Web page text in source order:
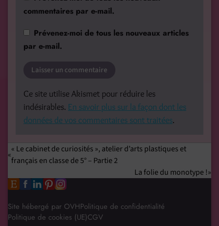
commentaires par e-mail.
Prévenez-moi de tous les nouveaux articles
par e-mail.
Ce site utilise Akismet pour réduire les
indésirables. En savoir plus sur la façon dont les
données de vos commentaires sont traitées.
« Le cabinet de curiosités », atelier d’arts plastiques et
français en classe de 5° – Partie 2
La folie du monotype !
Site hébergé par OVHPolitique de confidentialité
Politique de cookies (UE)CGV